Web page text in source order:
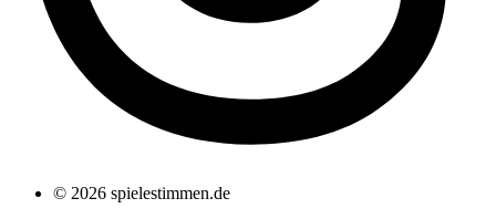
© 2026 spielestimmen.de